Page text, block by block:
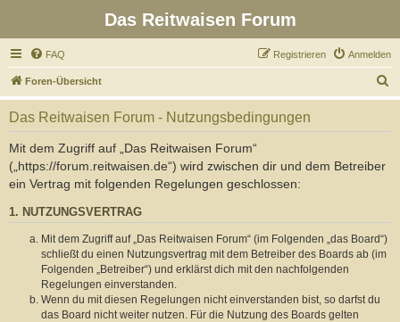
Das Reitwaisen Forum
FAQ Anmelden
Registrieren
Foren-Übersicht
u
Das Reitwaisen Forum - Nutzungsbedingungen
Mit dem Zugriff auf „Das Reitwaisen Forum“
(„https://forum.reitwaisen.de“) wird zwischen dir und dem Betreiber
ein Vertrag mit folgenden Regelungen geschlossen:
1. NUTZUNGSVERTRAG
Mit dem Zugriff auf „Das Reitwaisen Forum“ (im Folgenden „das Board“)
schließt du einen Nutzungsvertrag mit dem Betreiber des Boards ab (im
Folgenden „Betreiber“) und erklärst dich mit den nachfolgenden
Regelungen einverstanden.
Wenn du mit diesen Regelungen nicht einverstanden bist, so darfst du
das Board nicht weiter nutzen. Für die Nutzung des Boards gelten